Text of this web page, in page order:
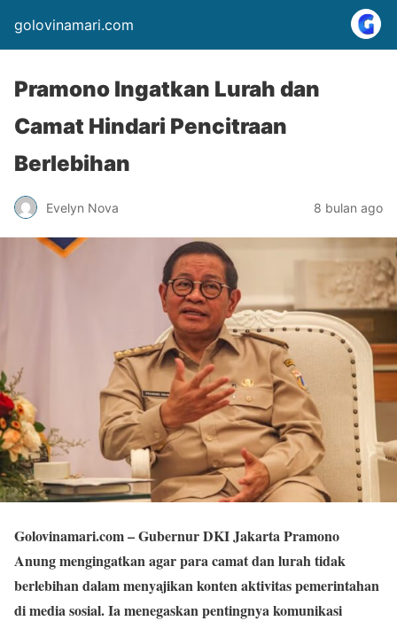
golovinamari.com
Pramono Ingatkan Lurah dan
Camat Hindari Pencitraan
Berlebihan
Evelyn Nova 8 bulan ago
Golovinamari.com– Gubernur DKI Jakarta Pramono
Anung mengingatkan agar para camat dan lurah tidak
berlebihan dalam menyajikan konten aktivitas pemerintahan
di media sosial. Ia menegaskan pentingnya komunikasi